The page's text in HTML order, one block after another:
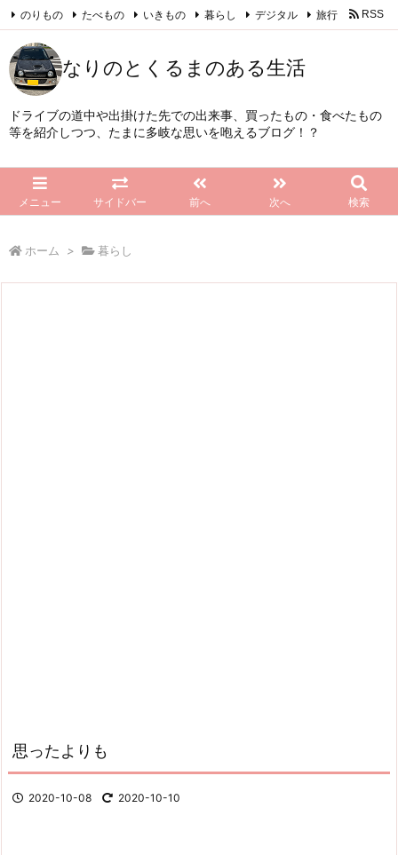
なりのとくるまのある生活
ドライブの道中や出掛けた先での出来事、買ったもの・食べたもの
等を紹介しつつ、たまに多岐な思いを咆えるブログ！？
メニュー サイドバー 前へ 次へ 検索
のりもの たべもの いきもの 暮らし デジタル 旅行 RSS
Feedly
ホーム > 暮らし
思ったよりも
2020-10-08 2020-10-10